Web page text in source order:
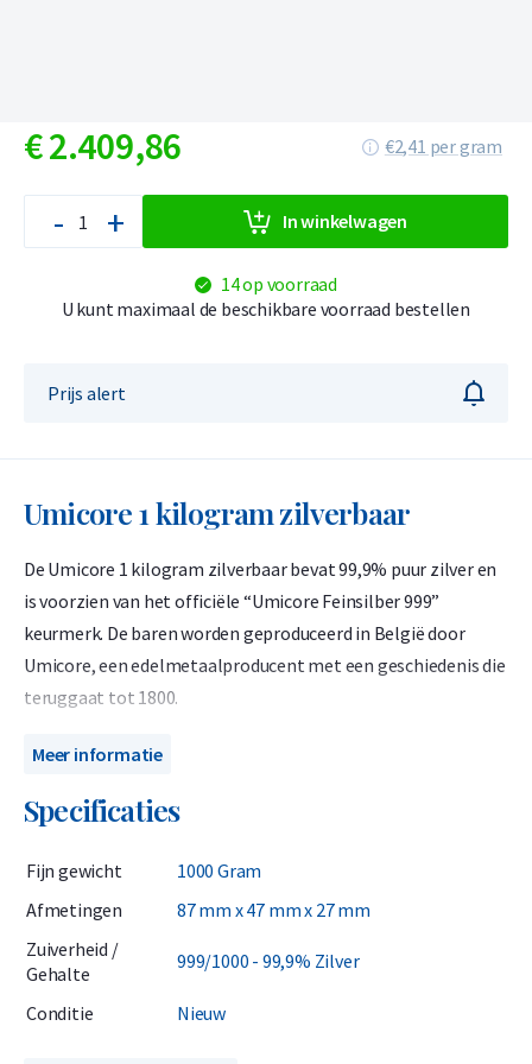
€2.409,86 €2,41 per gram
- + In winkelwagen
14 op voorraad
U kunt maximaal de beschikbare voorraad bestellen
Prijs alert
Umicore 1 kilogram zilverbaar
De Umicore 1 kilogram zilverbaar bevat 99,9% puur zilver en
is voorzien van het officiële “Umicore Feinsilber 999”
keurmerk. De baren worden geproduceerd in België door
Umicore, een edelmetaalproducent met een geschiedenis die
teruggaat tot 1800.
Umicore is sinds 1930 geaccrediteerd door de London Bullion
prestigieuze Good Delivery List. Dit betekent dat Umicore-
direct verhandeld kunnen worden.
Belangrijk om te weten
Meer informatie
Specificaties
Fijn gewicht
1000 Gram
Afmetingen
87 mm x 47 mm x 27 mm
Zuiverheid /
Gehalte
999/1000 - 99,9% Zilver
Conditie Nieuw